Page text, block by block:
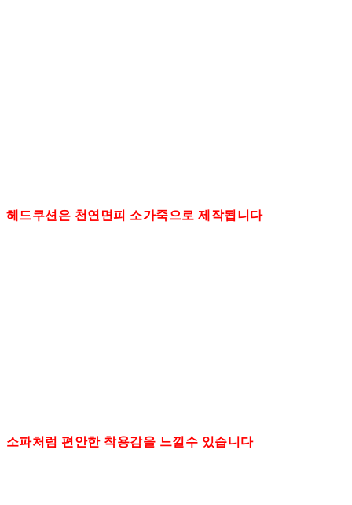
헤드쿠션은 천연면피 소가죽으로 제작됩니다
소파처럼 편안한 착용감을 느낄수 있습니다